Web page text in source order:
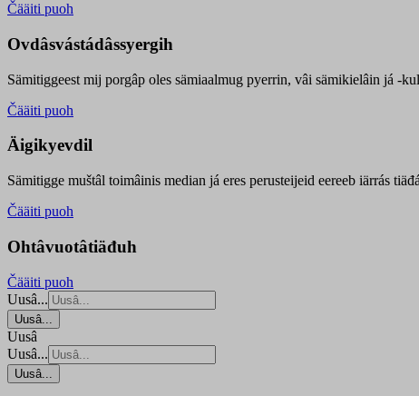
Čääiti puoh
Ovdâsvástádâssyergih
Sämitiggeest mij porgâp oles sämiaalmug pyerrin, vâi sämikielâin já -
Čääiti puoh
Äigikyevdil
Sämitigge muštâl toimâinis median já eres perusteijeid eereeb iärrás
Čääiti puoh
Ohtâvuotâtiäđuh
Čääiti puoh
Uusâ...
Uusâ...
Uusâ
Uusâ...
Uusâ...